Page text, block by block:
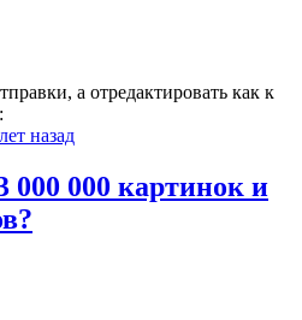
а отредактировать как к
назад
000 000 картинок и